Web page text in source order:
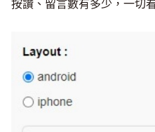
按讚、留言數有多少，一切